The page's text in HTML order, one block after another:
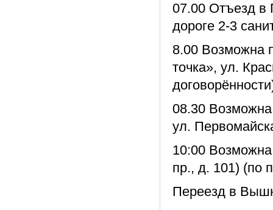
07.00 Отъезд в
дороге 2-3
8.00 Возможна
точка», ул.
08.30
ул.
10:00 Возможна
пр., д. 101) (по
Переезд в